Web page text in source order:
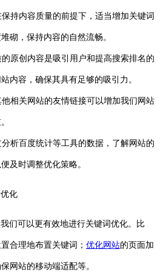
内容质量的前提下，适当增加关键词
砌，保持内容的自然流畅。
创内容是吸引用户和提高搜索排名的
内容，确保其具有足够的吸引力。
关网站的友情链接可以增加我们网站
百度统计等工具的数据，了解网站的
及时调整优化策略。
化
们可以更有效地进行关键词优化。比
合理地布置关键词； 优化网站的页面加
网站的移动端适配等。